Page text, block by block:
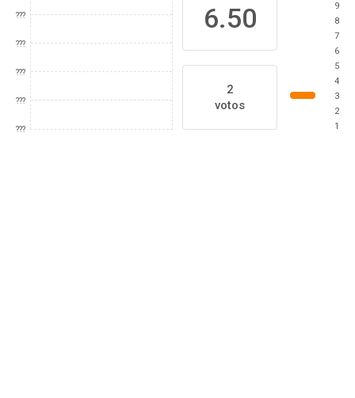
???
???
???
???
???
6.50
2
votos
9
8
7
6
5
4
3
2
1